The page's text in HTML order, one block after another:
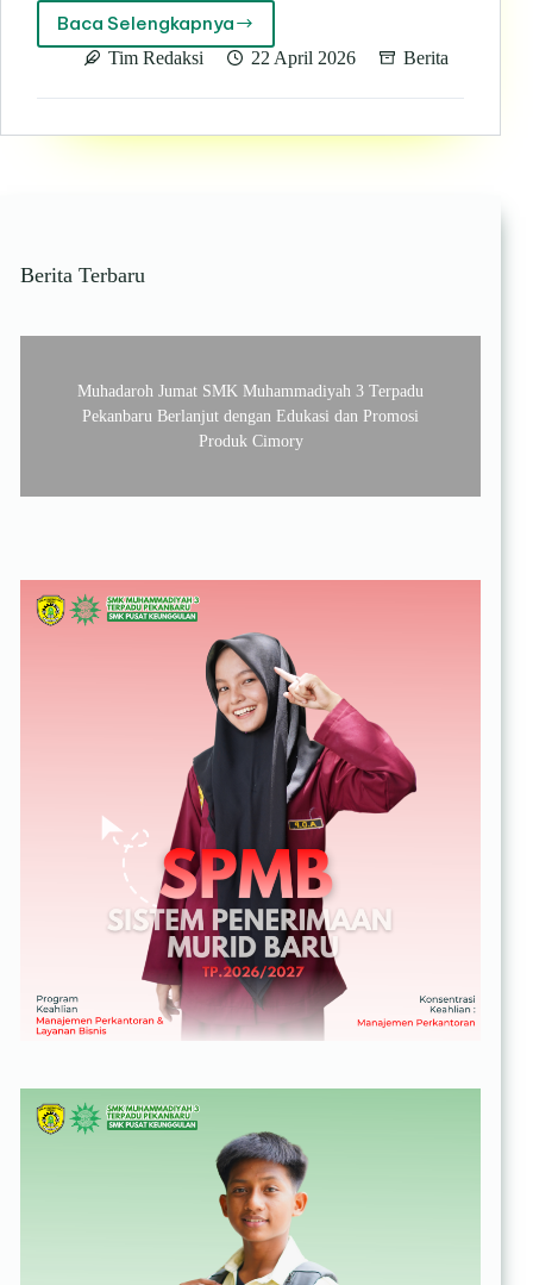
Baca Selengkapnya
Pencerahan
dan
Pelatih
Wathan
Tim Redaksi 22 April 2026 Berita
Berita Terbaru
Muhadaroh Jumat SMK Muhammadiyah 3 Terpadu
Pekanbaru Berlanjut dengan Edukasi dan Promosi
Produk Cimory